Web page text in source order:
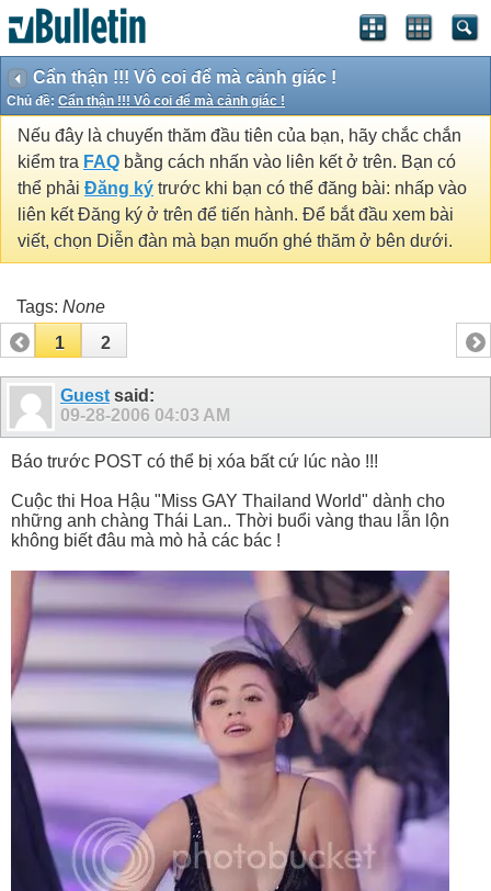
Cẩn thận !!! Vô coi để mà cảnh giác !
Chủ đề: Cẩn thận !!! Vô coi để mà cảnh giác !
Nếu đây là chuyến thăm đầu tiên của bạn, hãy chắc chắn
kiểm tra FAQ bằng cách nhấn vào liên kết ở trên. Bạn có
thể phải Đăng ký trước khi bạn có thể đăng bài: nhấp vào
liên kết Đăng ký ở trên để tiến hành. Để bắt đầu xem bài
viết, chọn Diễn đàn mà bạn muốn ghé thăm ở bên dưới.
Tags: None
1
2
Guest said:
09-28-2006 04:03 AM
Báo trước POST có thể bị xóa bất cứ lúc nào !!!
Cuộc thi Hoa Hậu "Miss GAY Thailand World" dành cho
những anh chàng Thái Lan.. Thời buổi vàng thau lẫn lộn
không biết đâu mà mò hả các bác !